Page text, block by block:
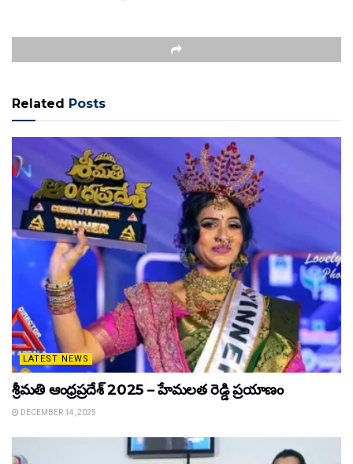
Related Posts
LATEST NEWS
శ్రీమతి ఆంధ్రప్రదేశ్ 2025 – హేమలత రెడ్డి ప్రయాణం
DECEMBER 14, 2025